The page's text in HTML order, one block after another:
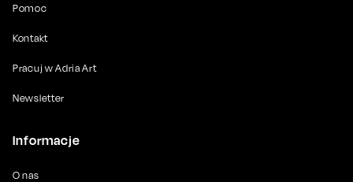
Pomoc
Kontakt
Pracuj w Adria Art
Newsletter
Informacje
O nas